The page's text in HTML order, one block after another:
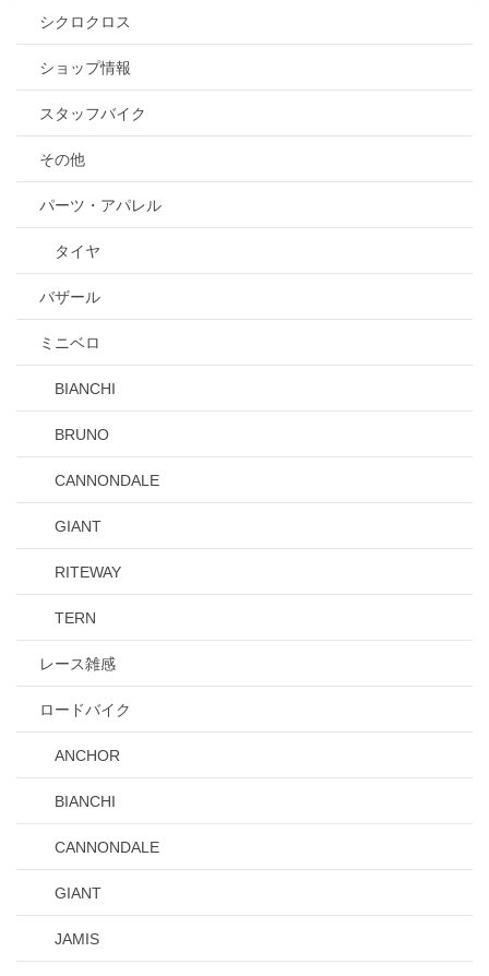
シクロクロス
ショップ情報
スタッフバイク
その他
パーツ・アパレル
タイヤ
バザール
ミニベロ
BIANCHI
BRUNO
CANNONDALE
GIANT
RITEWAY
TERN
レース雑感
ロードバイク
ANCHOR
BIANCHI
CANNONDALE
GIANT
JAMIS